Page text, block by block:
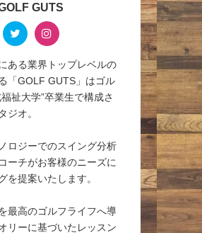
GUTS
ある業界トップレベルの
「GOLF GUTS」はゴル
祉大学”卒業生で構成さ
ジオ。
ロジーでのスイング分析
ーチがお客様のニーズに
を提案いたします。
最高のゴルフライフへ導
リーに基づいたレッスン